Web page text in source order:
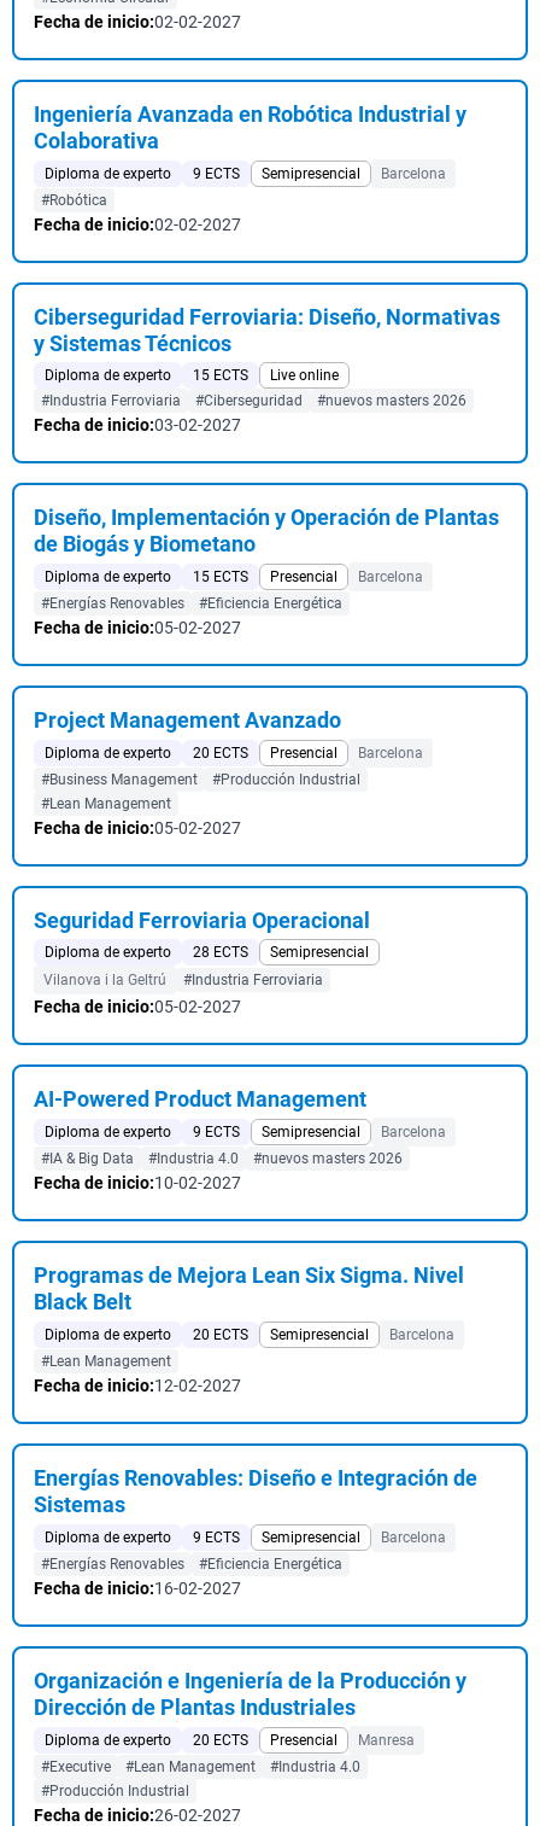
Fecha de inicio:02-02-2027
Ingeniería Avanzada en Robótica Industrial y
Colaborativa
Diploma de experto 9 ECTS Semipresencial
Barcelona
#Robótica
Fecha de inicio:02-02-2027
Ciberseguridad Ferroviaria: Diseño, Normativas
y Sistemas Técnicos
Diploma de experto 15 ECTS
Live online
#Industria Ferroviaria
#Ciberseguridad #nuevos masters 2026
Fecha de inicio:03-02-2027
Diseño, Implementación y Operación de Plantas
de Biogás y Biometano
Diploma de experto 15 ECTS Presencial
Barcelona
#Energías Renovables
#Eficiencia Energética
Fecha de inicio:05-02-2027
Project Management Avanzado
Diploma de experto 20 ECTS Presencial
Barcelona
#Business Management
#Producción Industrial
#Lean Management
Fecha de inicio:05-02-2027
Seguridad Ferroviaria Operacional
Diploma de experto 28 ECTS
Semipresencial
Vilanova i la Geltrú
#Industria Ferroviaria
Fecha de inicio:05-02-2027
AI-Powered Product Management
Diploma de experto 9 ECTS Semipresencial
Barcelona
#IA & Big Data
#Industria 4.0 #nuevos masters 2026
Fecha de inicio:10-02-2027
Programas de Mejora Lean Six Sigma. Nivel
Black Belt
Diploma de experto 20 ECTS Semipresencial
Barcelona
#Lean Management
Fecha de inicio:12-02-2027
Energías Renovables: Diseño e Integración de
Sistemas
Diploma de experto 9 ECTS Semipresencial
Barcelona
#Energías Renovables
#Eficiencia Energética
Fecha de inicio:16-02-2027
Organización e Ingeniería de la Producción y
Dirección de Plantas Industriales
Diploma de experto 20 ECTS Presencial
Manresa
#Executive
#Lean Management
#Industria 4.0
#Producción Industrial
Fecha de inicio:26-02-2027